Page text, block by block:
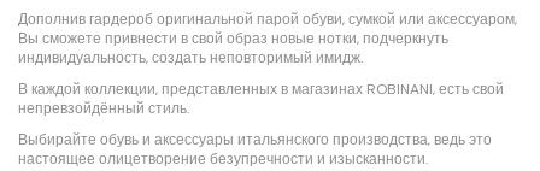
Дополнив гардероб оригинальной парой обуви, сумкой или аксессуаром,
Вы сможете привнести в свой образ новые нотки, подчеркнуть
индивидуальность, создать неповторимый имидж.
В каждой коллекции, представленных в магазинах ROBINANI, есть свой
непревзойдённый стиль.
Выбирайте обувь и аксессуары итальянского производства, ведь это
настоящее олицетворение безупречности и изысканности.